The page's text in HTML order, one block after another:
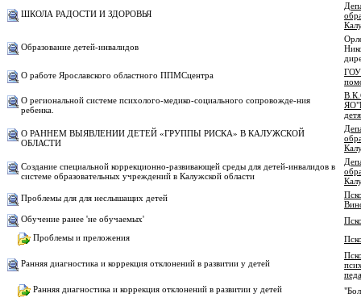
ШКОЛА РАДОСТИ И ЗДОРОВЬЯ
Образование детей-инвалидов
О работе Ярославского областного ППМСцентра
О региональной системе психолого-медико-социального сопровожде-ния
ребенка.
О РАННЕМ ВЫЯВЛЕНИИ ДЕТЕЙ «ГРУППЫ РИСКА» В КАЛУЖСКОЙ
ОБЛАСТИ
Создание специальной коррекционно-развивающей среды для детей-инвалидов в
системе образовательных учреждений в Калужской области
Проблемы для для неслышащих детей
Обучение ранее 'не обучаемых'
Проблемы и преложения
Ранняя диагностика и коррекция отклонений в развитии у детей
Ранняя диагностика и коррекция отклонений в развитии у детей